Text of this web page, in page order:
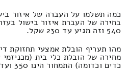
כמה תשלמו על העברה של איזור
בחירה של העברת איזור בישול
540 וזה מגיע עד 230 שקל.
מהו תעריף הובלת אמצעי תחזוקת
מחירה של הובלת כלי בית
כדים וכדומה) התמחור הינו 350 ועד 170 שקל חדש.